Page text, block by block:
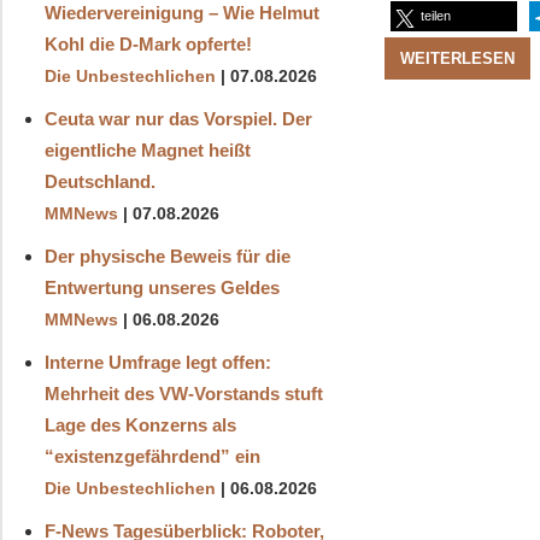
teilen
WEITERLESEN
Wiedervereinigung – Wie Helmut
Kohl die D‑Mark opferte!
Die Unbestechlichen 07.08.2026
Ceuta war nur das Vorspiel. Der
eigentliche Magnet heißt
Deutschland.
MMNews 07.08.2026
Der physische Beweis für die
Entwertung unseres Geldes
MMNews 06.08.2026
Interne Umfrage legt offen:
Mehrheit des VW-Vorstands stuft
Lage des Konzerns als
“existenzgefährdend” ein
Die Unbestechlichen 06.08.2026
F-News Tagesüberblick: Roboter,